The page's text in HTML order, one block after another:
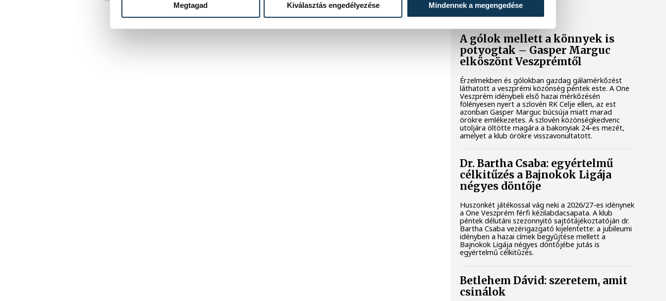
Megtagad Kiválasztás engedélyezése Mindennek a megengedése
A gólok mellett a könnyek is
potyogtak – Gasper Marguc
elköszönt Veszprémtől
Érzelmekben és gólokban gazdag gálamérkőzést
láthatott a veszprémi közönség péntek este. A One
Veszprém idénybeli első hazai mérkőzésén
fölényesen nyert a szlovén RK Celje ellen, az est
azonban Gasper Marguc búcsúja miatt marad
örökre emlékezetes. A szlovén közönségkedvenc
utoljára öltötte magára a bakonyiak 24-es mezét,
amelyet a klub örökre visszavonultatott.
Dr. Bartha Csaba: egyértelmű
célkitűzés a Bajnokok Ligája
négyes döntője
Huszonkét játékossal vág neki a 2026/27-es idénynek
a One Veszprém férfi kézilabdacsapata. A klub
péntek délutáni szezonnyitó sajtótájékoztatóján dr.
Bartha Csaba vezérigazgató kijelentette: a jubileumi
idényben a hazai címek begyűjtése mellett a
Bajnokok Ligája négyes döntőjébe jutás is
egyértelmű célkitűzés.
Betlehem Dávid: szeretem, amit
csinálok